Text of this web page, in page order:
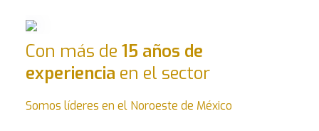
Con más de 15 años de
experiencia en el sector
Somos líderes en el Noroeste de México